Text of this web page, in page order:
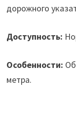
дорожного
Доступность:
Особенности:
метра.